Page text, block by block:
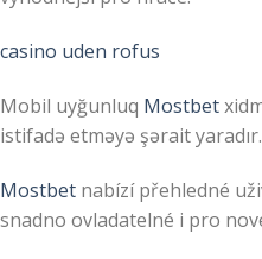
casino uden rofus
Mobil uyğunluq Mostbet
istifadə etməyə şərait yaradır.
Mostbet nabízí přehledné
snadno ovladatelné i pro